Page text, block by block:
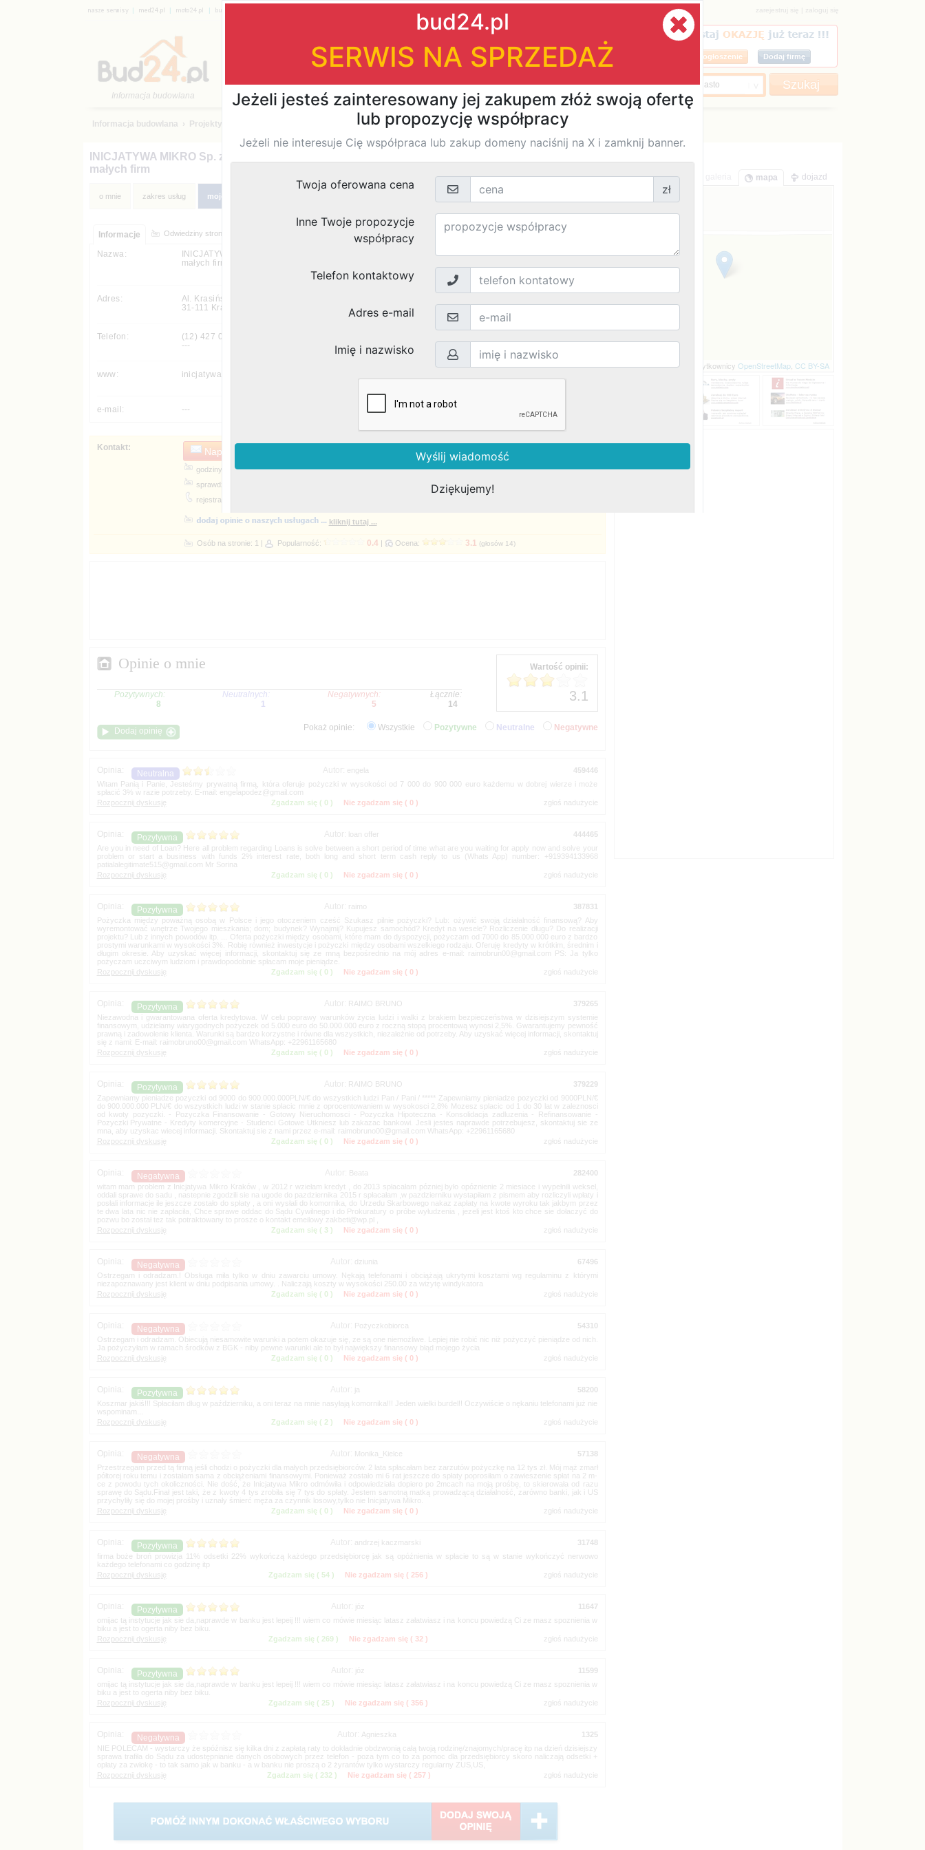
| | |
Katalog firm
› Projekty, przygotowanie inwestycji małopolskie ›Kraków›
INICJATYWA MIKRO Sp. z o.o. Pożyczki dla
małych firm
Informacje Odwiedziny strony:
INICJATYWA MIKRO Sp. z o.o. Pożyczki dla
małych firm
Al. Krasińskiego 11A
31-111
(12) 427 03 93,
---
---
Napisz do nas - czekamy na Twój kontakt 24h
godziny pracy ...
sprawdź inne formy kontaktu ...
rejestracja telefoniczna ...
Popularność: Ocena: (głosów
Pokaż opinie: Wszystkie Pozytywne Neutralne Negatywne
Autor:
Witam Panią i Panie, Jesteśmy prywatną firmą, która oferuje pożyczki w wysokości od 7 000 do 900 000 euro każdemu w dobrej wierze i może
spłacić 3% w razie potrzeby. E-mail:
Zgadzam się (
) Nie zgadzam się ( )
Autor:
Are you in need of Loan? Here all problem regarding Loans is solve between a short period of time what are you waiting for apply now and solve your
problem or start a business with funds 2% interest rate, both long and short term cash reply to us (Whats App) number: +919394133968
Mr Sorina
Zgadzam się (
) Nie zgadzam się ( )
Autor:
Pożyczka między poważną osobą w Polsce i jego otoczeniem cześć Szukasz pilnie pożyczki? Lub: ożywić swoją działalność finansową? Aby
wyremontować wnętrze Twojego mieszkania; dom; budynek? Wynajmij? Kupujesz samochód? Kredyt na wesele? Rozliczenie długu? Do realizacji
projektu? Lub z innych powodów itp. ... Oferta pożyczki między osobami, które mam do dyspozycji, pożyczam od 7000 do 85.000.000 euro z bardzo
prostymi warunkami w wysokości 3%. Robię również inwestycje i pożyczki między osobami wszelkiego rodzaju. Oferuję kredyty w krótkim, średnim i
długim okresie. Aby uzyskać więcej informacji, skontaktuj się ze mną bezpośrednio na mój adres e-mail:
PS: Ja tylko
Zgadzam się ( ) Nie zgadzam się ( )
Autor:
Niezawodna i gwarantowana oferta kredytowa. W celu poprawy warunków życia ludzi i walki z brakiem bezpieczeństwa w dzisiejszym systemie
finansowym, udzielamy wiarygodnych pożyczek od 5.000 euro do 50.000.000 euro z roczną stopą procentową wynosi 2,5%. Gwarantujemy pewność
prawną i zadowolenie klienta. Warunki są bardzo korzystne i równe dla wszystkich, niezależnie od potrzeby. Aby uzyskać więcej informacji, skontaktuj
się z nami: E-mail:
WhatsApp: +22961165680
Zgadzam się (
) Nie zgadzam się ( )
Autor:
Zapewniamy pieniadze pozyczki od 9000 do 900.000.000PLN/€ do wszystkich ludzi Pan / Pani / ***** Zapewniamy pieniadze pozyczki od 9000PLN/€
do 900.000.000 PLN/€ do wszystkich ludzi w stanie splacic mnie z oprocentowaniem w wysokosci 2,8% Mozesz splacic od 1 do 30 lat w zaleznosci
od kwoty pozyczki. - Pozyczka Finansowanie - Gotowy Nieruchomosci - Pozyczka Hipoteczna - Konsolidacja zadluzenia - Refinansowanie -
Pozyczki Prywatne - Kredyty komercyjne - Studenci Gotowe Utkniesz lub zakazac bankowi. Jesli jestes naprawde potrzebujesz, skontaktuj sie ze
mna, aby uzyskac wiecej informacji. Skontaktuj sie z nami przez e-mail:
WhatsApp: +22961165680
Zgadzam się (
) Nie zgadzam się ( )
Autor:
witam mam problem z Inicjatywa Mikro Kraków , w 2012 r wziełam kredyt , do 2013 spłacałam pózniej było opóznienie 2 miesiace i wypełnili weksel,
oddali sprawe do sadu , nastepnie zgodzili sie na ugode do pazdziernika 2015 r spłacałam ,w pazdzierniku wystapiłam z pismem aby rozliczyli wpłaty i
posłali informacje ile jeszcze zostało do spłaty , a oni wysłali do komornika, do Urzedu Skarbowego nakaz zapłaty na kwote wyroku tak jakbym przez
te dwa lata nic nie zapłaciła, Chce sprawe oddac do Sądu Cywilnego i do Prokuratury o próbe wyłudzenia , jezeli jest ktoś kto chce sie dołaczyć do
pozwu bo został tez tak potraktowany to prosze o kontakt emeilowy
Zgadzam się (
) Nie zgadzam się ( )
Autor:
Ostrzegam i odradzam.! Obsługa miła tylko w dniu zawarciu umowy. Nękają telefonami i obciążają ukrytymi kosztami wg regulaminu z którymi
Zgadzam się ( ) Nie zgadzam się ( )
Autor:
Ostrzegam i odradzam. Obiecują niesamowite warunki a potem okazuje się, ze są one niemożliwe. Lepiej nie robić nic niż pożyczyć pieniądze od nich.
Zgadzam się ( ) Nie zgadzam się ( )
Autor:
Koszmar jakiś!!! Spłaciłam dług w październiku, a oni teraz na mnie nasyłają komornika!!! Jeden wielki burdel!! Oczywiście o nękaniu telefonami już nie
Zgadzam się ( ) Nie zgadzam się ( )
Autor:
Przestrzegam przed tą firmą jeśli chodzi o pożyczki dla małych przedsiębiorców. 2 lata spłacałam bez zarzutów pożyczkę na 12 tys zł. Mój mąż zmarł
ce z powodu tych okoliczności. Nie dość, że Inicjatywa Mikro odmówiła i odpowiedziała dopiero po 2mcach na moją prośbę, to skierowała od razu
sprawę do Sądu.Finał jest taki, że z kwoty 4 tys zrobiła się 7 tys do spłaty. Jestem samotną matką prowadzącą działalność, zarówno banki, jak i US
Zgadzam się ( ) Nie zgadzam się ( )
Autor:
firma boże broń prowizja 11% odsetki 22% wykończą każdego przedsiębiorcę jak są opóźnienia w spłacie to są w stanie wykończyć nerwowo
Zgadzam się ( ) Nie zgadzam się ( )
Autor:
omijac tą instytucje jak sie da,naprawde w banku jest lepeij !!! wiem co mówie miesiąc latasz załatwiasz i na koncu powiedzą Ci ze masz spoznienia w
Zgadzam się ( ) Nie zgadzam się ( )
Autor:
omijac tą instytucje jak sie da,naprawde w banku jest lepeij !!! wiem co mówie miesiąc latasz załatwiasz i na koncu powiedzą Ci ze masz spoznienia w
Zgadzam się ( ) Nie zgadzam się ( )
Autor:
NIE POLECAM - wystarczy że spóźnisz się kilka dni z zapłatą raty to dokładnie obdzwonią całą twoją rodzinę/znajomych/pracę itp na dzień dzisiejszy
sprawa trafiła do Sądu za udostępnianie danych osobowych przez telefon - poza tym co to za pomoc dla przedsiębiorcy skoro naliczają odsetki +
Zgadzam się ( ) Nie zgadzam się ( )
| © użytkownicy ,